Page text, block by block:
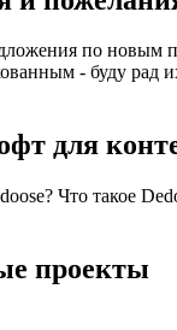
по новым
- буду рад
для
Что такое
проекты